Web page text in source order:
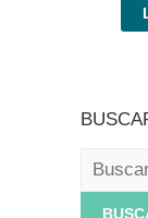
Buscar